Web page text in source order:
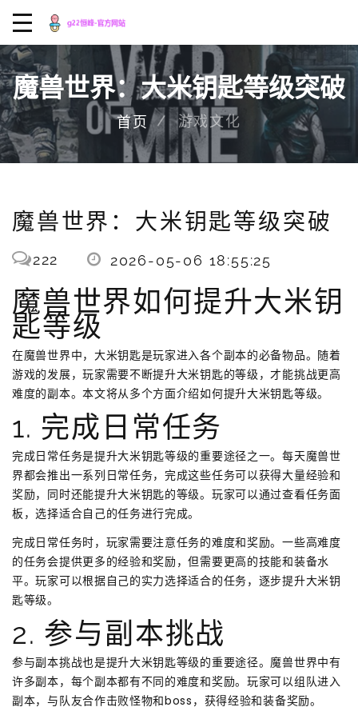
魔兽世界：大米钥匙等级突破
首页 游戏文化
魔兽世界：大米钥匙等级突破
222 2026-05-06 18:55:25
魔兽世界如何提升大米钥
匙等级
在魔兽世界中，大米钥匙是玩家进入各个副本的必备物品。随着
游戏的发展，玩家需要不断提升大米钥匙的等级，才能挑战更高
难度的副本。本文将从多个方面介绍如何提升大米钥匙等级。
1. 完成日常任务
完成日常任务是提升大米钥匙等级的重要途径之一。每天魔兽世
界都会推出一系列日常任务，完成这些任务可以获得大量经验和
奖励，同时还能提升大米钥匙的等级。玩家可以通过查看任务面
板，选择适合自己的任务进行完成。
完成日常任务时，玩家需要注意任务的难度和奖励。一些高难度
的任务会提供更多的经验和奖励，但需要更高的技能和装备水
平。玩家可以根据自己的实力选择适合的任务，逐步提升大米钥
匙等级。
2. 参与副本挑战
参与副本挑战也是提升大米钥匙等级的重要途径。魔兽世界中有
许多副本，每个副本都有不同的难度和奖励。玩家可以组队进入
副本，与队友合作击败怪物和boss，获得经验和装备奖励。